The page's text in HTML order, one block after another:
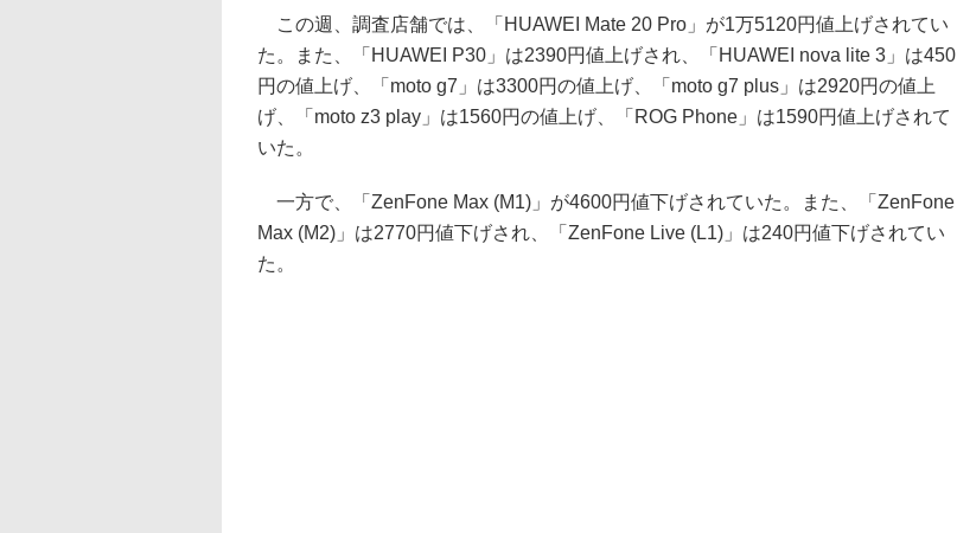
この週、調査店舗では、「HUAWEI Mate 20 Pro」が1万5120円値上げされてい
た。また、「HUAWEI P30」は2390円値上げされ、「HUAWEI nova lite 3」は450
円の値上げ、「moto g7」は3300円の値上げ、「moto g7 plus」は2920円の値上
げ、「moto z3 play」は1560円の値上げ、「ROG Phone」は1590円値上げされて
いた。
一方で、「ZenFone Max (M1)」が4600円値下げされていた。また、「ZenFone
Max (M2)」は2770円値下げされ、「ZenFone Live (L1)」は240円値下げされてい
た。